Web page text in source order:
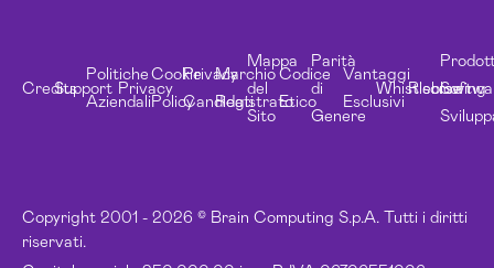
Copyright 2001 - 2026 © Brain Computing S.p.A. Tutti i diritti
riservati.
CreditsSupport
Politiche
Aziendali
Privacy
Cookie
Policy
Privacy
Candidati
Marchio
Registrato
Mappa
del
Sito
Codice
Etico
Parità
di
Genere
Vantaggi
Esclusivi
Whistleblowing
Risorse